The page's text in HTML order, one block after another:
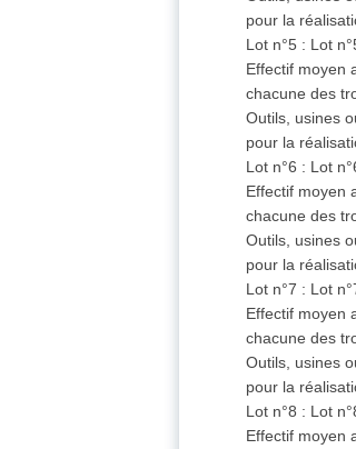
pour la
Lot n°5 : Lot
Effectif moyen
chacune des
Outils, usines
pour la
Lot n°6 : Lot
Effectif moyen
chacune des
Outils, usines
pour la
Lot n°7 : Lot
Effectif moyen
chacune des
Outils, usines
pour la
Lot n°8 : Lot
Effectif moyen